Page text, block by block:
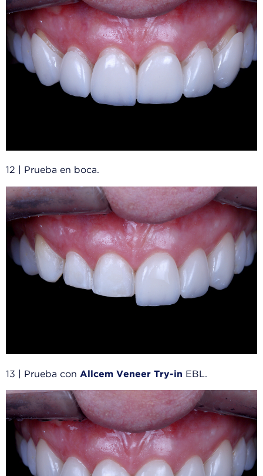
12 | Prueba en boca.
13 | Prueba con Allcem Veneer Try-in EBL.